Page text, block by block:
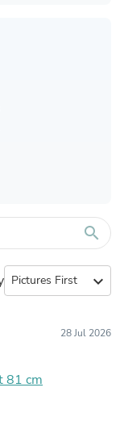
search
expand_more
28 Jul 2026
81 cm